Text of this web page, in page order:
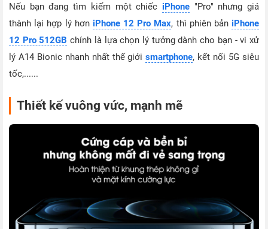
Nếu bạn đang tìm kiếm một chiếc iPhone"Pro" nhưng giá
thành lại hợp lý hơn iPhone 12 Pro Max, thì phiên bản iPhone
12 Pro 512GB chính là lựa chọn lý tưởng dành cho bạn - vi xử
lý A14 Bionic nhanh nhất thế giớismartphone, kết nối 5G siêu
tốc,......
Thiết kế vuông vức, mạnh mẽ